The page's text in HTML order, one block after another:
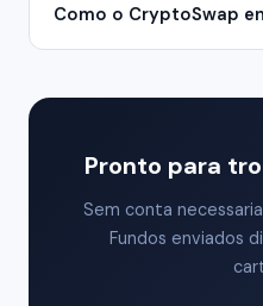
Como o CryptoSwap
Pronto para
Sem conta
Fundos enviados